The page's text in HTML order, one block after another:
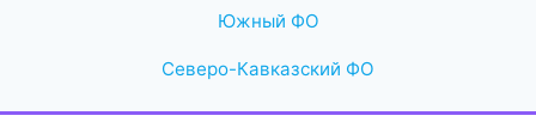
Южный ФО
Северо-Кавказский ФО